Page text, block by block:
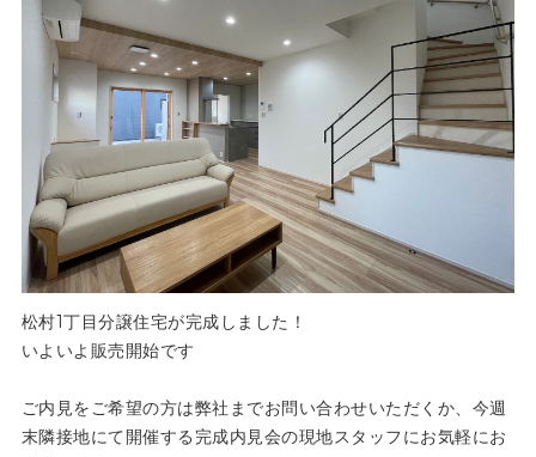
松村1丁目分譲住宅が完成しました！
いよいよ販売開始です
ご内見をご希望の方は弊社までお問い合わせいただくか、今週
末隣接地にて開催する完成内見会の現地スタッフにお気軽にお